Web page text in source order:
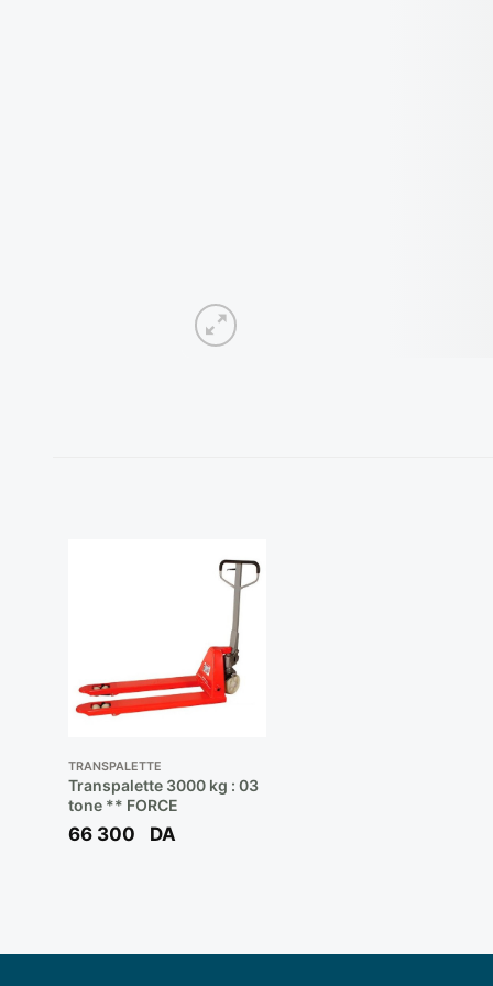
TRANSPALETTE
Transpalette 3000 kg : 03
tone ** FORCE
66 300 DA